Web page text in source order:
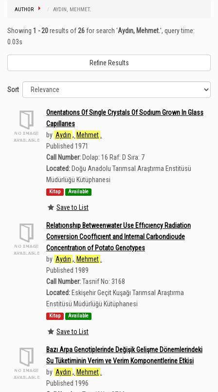
AUTHOR AYDIN, MEHMET.
Showing 1 - 20results of 26for search 'Aydın, Mehmet.', query time:
0.03s
Refine Results
Sort
Orıentatıons Of Sıngle Crystals Of Sodıum Grown In Glass
Capıllarıes
by Aydın , Mehmet
Published 1971
Call Number: Dolap: 16 Raf: D Sıra: 7
Located: Doğu Anadolu Tarımsal Araştırma Enstitüsü
Müdürlüğü Kütüphanesi
Kitap Available
Save to List
Relatıonshıp Betweenwater Use Effıcıency Radiation
Conversion Cooffıcıent and Internal Carbondioude
Concentratıon of Potato Genotypes
by Aydın , Mehmet
Published 1989
Call Number:Tasnif No: 3168
Located: Eskişehir Geçit Kuşağı Tarımsal Araştırma
Enstitüsü Müdürlüğü Kütüphanesi
Kitap Available
Save to List
Bazı Arpa Genotiplerinde Değişik Gelişme Dönemlerindeki
Su Tüketiminin Verim ve Verim Komponentlerine Etkisi
by Aydın , Mehmet
Published 1996